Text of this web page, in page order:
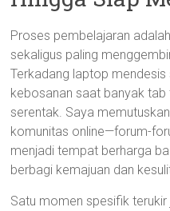
Proses pembelajaran
sekaligus paling
Terkadang laptop
kebosanan saat banyak tab
serentak. Saya
komunitas online—forum-
menjadi tempat berharga
berbagi kemajuan dan
Satu momen spesifik